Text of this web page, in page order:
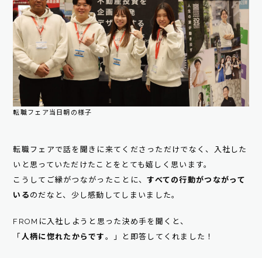
転職フェア当日朝の様子
転職フェアで話を聞きに来てくださっただけでなく、入社した
いと思っていただけたことをとても嬉しく思います。
こうしてご縁がつながったことに、すべての行動がつながって
いる のだなと、少し感動してしまいました。
FROMに入社しようと思った決め手を聞くと、
「 人柄に惚れたからです 。」と即答してくれました！